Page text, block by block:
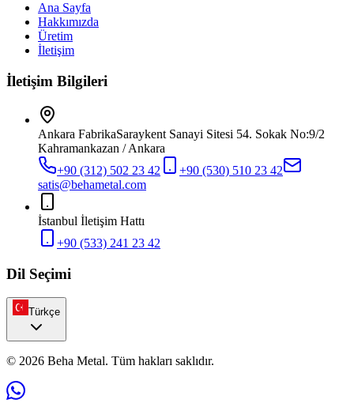
Ana Sayfa
Hakkımızda
Üretim
İletişim
İletişim Bilgileri
Ankara FabrikaSaraykent Sanayi Sitesi 54. Sokak No:9/2
Kahramankazan / Ankara
+90 (312) 502 23 42
+90 (530) 510 23 42
satis@behametal.com
İstanbul İletişim Hattı
+90 (533) 241 23 42
Dil Seçimi
Türkçe
© 2026 Beha Metal. Tüm hakları saklıdır.